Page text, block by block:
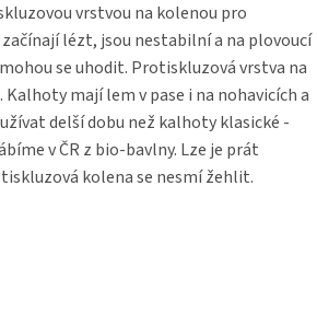
vrstvou na kolenou pro
lézt, jsou nestabilní a na plovoucí
se uhodit. Protiskluzová vrstva na
mají lem v pase i na nohavicích a
delší dobu než kalhoty klasické -
v ČR z bio-bavlny. Lze je prát
kolena se nesmí žehlit.